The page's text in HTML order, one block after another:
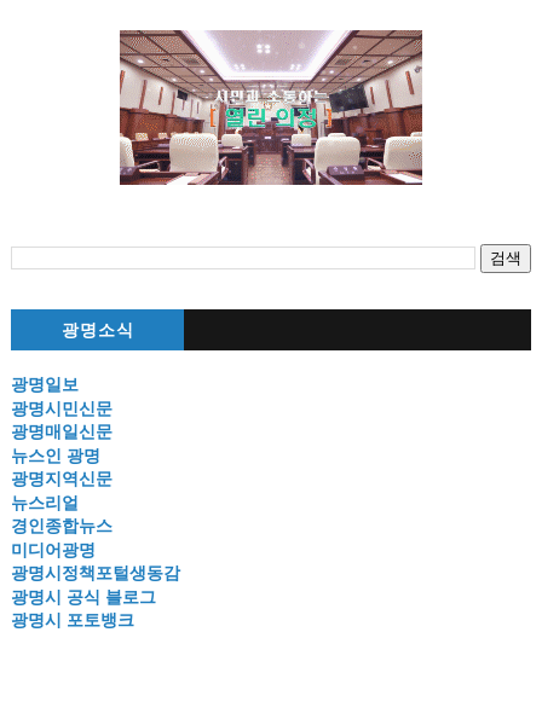
광명소식
광명일보
광명시민신문
광명매일신문
뉴스인 광명
광명지역신문
뉴스리얼
경인종합뉴스
미디어광명
광명시정책포털생동감
광명시 공식 블로그
광명시 포토뱅크